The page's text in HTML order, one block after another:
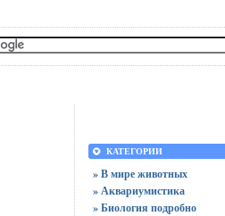
КАТЕГОРИИ
» В мире животных
» Аквариумистика
» Биология подробно